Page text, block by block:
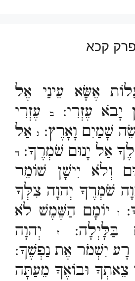
פרק קכא
אֶשָּׂא עֵינַי אֶל
יָבֹא עֶזְרִי:
ב
עֶזְרִי
שָׁמַיִם וָאָרֶץ:ג אַל
אַל יָנוּם שֹׁמְרֶךָ: ד
וְלֹא יִישָׁן שׁוֹמֵר
שֹׁמְרֶךָ יְהוָה צִלְּךָ
ו
יוֹמָם הַשֶּׁמֶשׁ לֹא
בַּלָּיְלָה:
ז
יְהוָה
יִשְׁמֹר אֶת נַפְשֶׁךָ:
צֵאתְךָ וּבוֹאֶךָ מֵעַתָּה